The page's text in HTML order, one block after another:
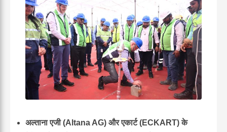
अल्ताना एजी (Altana AG) और एकार्ट (ECKART) के